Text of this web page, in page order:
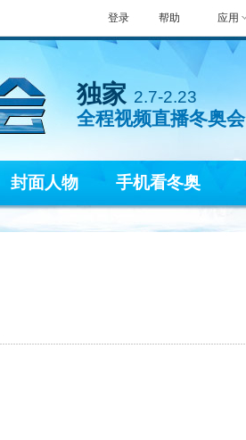
帮助 应用
登录
独家 2.7-2.23
全程视频直播冬奥会
封面人物 手机看冬奥